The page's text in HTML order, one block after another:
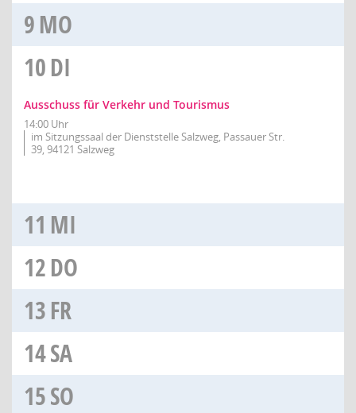
9MO
10DI
Ausschuss für Verkehr und Tourismus
14:00 Uhr
im Sitzungssaal der Dienststelle Salzweg, Passauer Str.
39, 94121 Salzweg
11 MI
12DO
13FR
14SA
15SO